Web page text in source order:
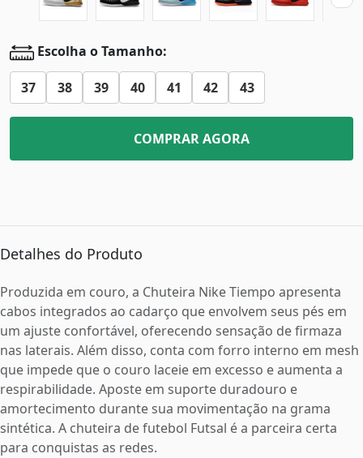
Escolha o Tamanho:
37 38 39 40 41 42 43
COMPRAR AGORA
Detalhes do Produto
Produzida em couro, a Chuteira Nike Tiempo apresenta
cabos integrados ao cadarço que envolvem seus pés em
um ajuste confortável, oferecendo sensação de firmaza
nas laterais. Além disso, conta com forro interno em mesh
que impede que o couro laceie em excesso e aumenta a
respirabilidade. Aposte em suporte duradouro e
amortecimento durante sua movimentação na grama
sintética. A chuteira de futebol Futsal é a parceira certa
para conquistas as redes.